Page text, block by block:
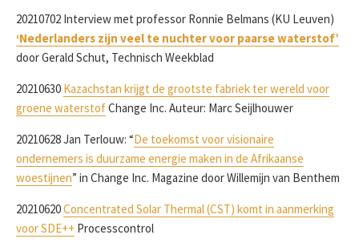
20210702 Interview met professor Ronnie Belmans (KU Leuven)
‘Nederlanders zijn veel te nuchter voor paarse waterstof’
door Gerald Schut, Technisch Weekblad
20210630 Kazachstan krijgt de grootste fabriek ter wereld voor
groene waterstofChange Inc. Auteur: Marc Seijlhouwer
20210628 Jan Terlouw: “De toekomst voor visionaire
ondernemers is duurzame energie maken in de Afrikaanse
woestijnen” in Change Inc. Magazine door Willemijn van Benthem
20210620Concentrated Solar Thermal (CST) komt in aanmerking
voor SDE++ Processcontrol